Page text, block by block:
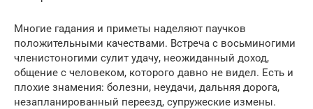
Многие гадания и приметы наделяют паучков
положительными качествами. Встреча с восьминогими
членистоногими сулит удачу, неожиданный доход,
общение с человеком, которого давно не видел. Есть и
плохие знамения: болезни, неудачи, дальняя дорога,
незапланированный переезд, супружеские измены.